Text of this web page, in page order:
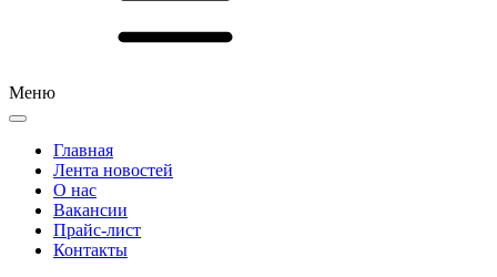
Меню
Главная
Лента новостей
О нас
Вакансии
Прайс-лист
Контакты